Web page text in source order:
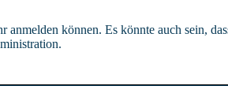
können. Es könnte auch sein,